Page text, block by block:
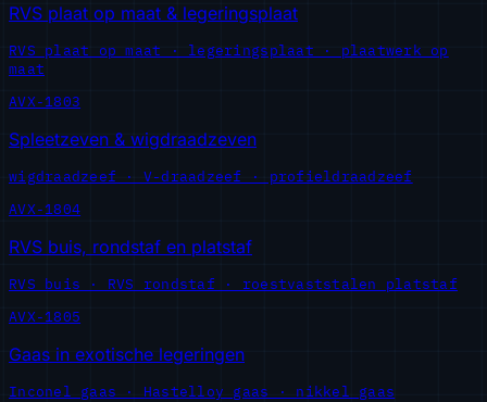
RVS plaat op maat & legeringsplaat
RVS plaat op maat · legeringsplaat · plaatwerk op
maat
AVX-1803
Spleetzeven & wigdraadzeven
wigdraadzeef · V-draadzeef · profieldraadzeef
AVX-1804
RVS buis, rondstaf en platstaf
RVS buis · RVS rondstaf · roestvaststalen platstaf
AVX-1805
Gaas in exotische legeringen
Inconel gaas · Hastelloy gaas · nikkel gaas